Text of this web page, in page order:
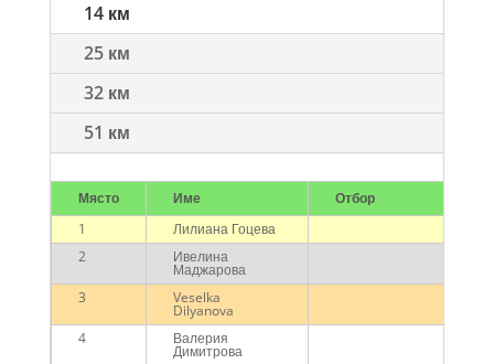
14 км
25 км
32 км
51 км
Място Име Отбор
1
Лилиана Гоцева
2
Ивелина
Маджарова
3 Veselka
Dilyanova
4 Валерия
Димитрова